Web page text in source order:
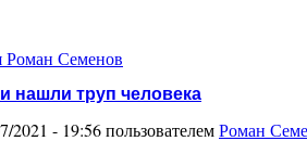
нашли труп человека
2021 - 19:56 пользователемРоман